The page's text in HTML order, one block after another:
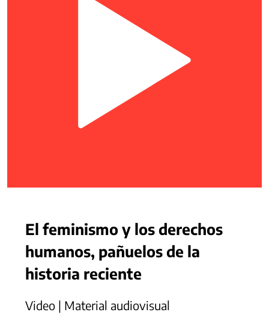
El feminismo y los derechos
humanos, pañuelos de la
historia reciente
Video | Material audiovisual